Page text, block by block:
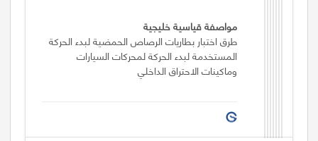
مواصفة قياسية خليجية
طرق اختبار بطاريات الرصاص الحمضية لبدء الحركة
المستخدمة لبدء الحركة لمحركات السيارات
وماكينات الاحتراق الداخلي